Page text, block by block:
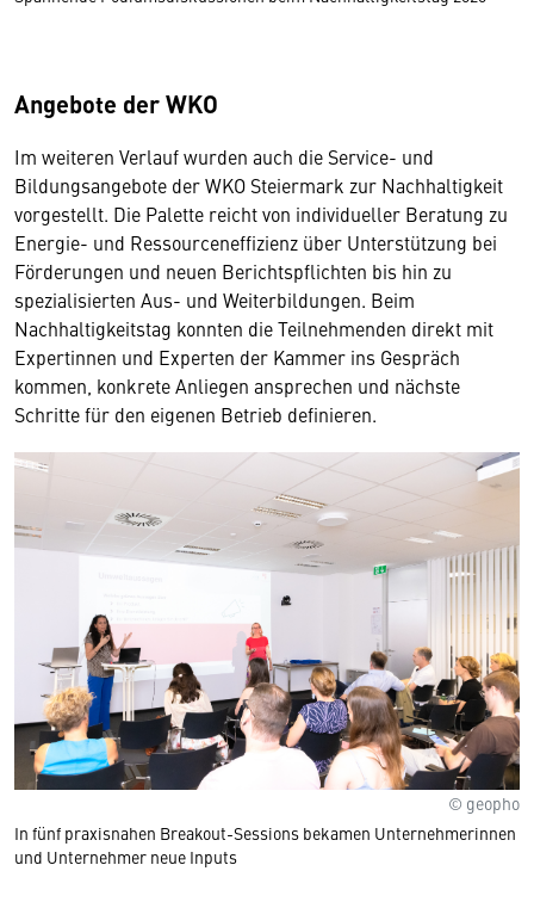
Angebote der WKO
Im weiteren Verlauf wurden auch die Service- und
Bildungsangebote der WKO Steiermark zur Nachhaltigkeit
vorgestellt. Die Palette reicht von individueller Beratung zu
Energie- und Ressourceneffizienz über Unterstützung bei
Förderungen und neuen Berichtspflichten bis hin zu
spezialisierten Aus- und Weiterbildungen. Beim
Nachhaltigkeitstag konnten die Teilnehmenden direkt mit
Expertinnen und Experten der Kammer ins Gespräch
kommen, konkrete Anliegen ansprechen und nächste
Schritte für den eigenen Betrieb definieren.
© geopho
In fünf praxisnahen Breakout-Sessions bekamen Unternehmerinnen
und Unternehmer neue Inputs